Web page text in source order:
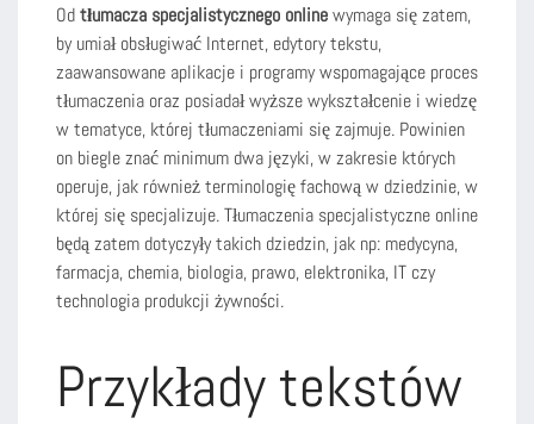
Odtłumacza specjalistycznego onlinewymaga się zatem,
by umiał obsługiwać Internet, edytory tekstu,
zaawansowane aplikacje i programy wspomagające proces
tłumaczenia oraz posiadał wyższe wykształcenie i wiedzę
w tematyce, której tłumaczeniami się zajmuje. Powinien
on biegle znać minimum dwa języki, w zakresie których
operuje, jak również terminologię fachową w dziedzinie, w
której się specjalizuje. Tłumaczenia specjalistyczne online
będą zatem dotyczyły takich dziedzin, jak np: medycyna,
farmacja, chemia, biologia, prawo, elektronika, IT czy
technologia produkcji żywności.
Przykłady tekstów